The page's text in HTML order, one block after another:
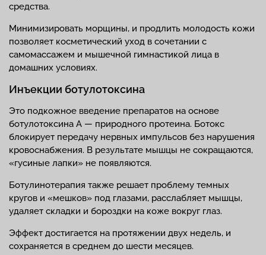
средства.
Минимизировать морщины, и продлить молодость кожи
позволяет косметический уход в сочетании с
самомассажем и мышечной гимнастикой лица в
домашних условиях.
Инъекции ботулотоксина
Это подкожное введение препаратов на основе
ботулотоксина А — природного протеина. Ботокс
блокирует передачу нервных импульсов без нарушения
кровоснабжения. В результате мышцы не сокращаются,
«гусиные лапки» не появляются.
Ботулинотерапия также решает проблему темных
кругов и «мешков» под глазами, расслабляет мышцы,
удаляет складки и бороздки на коже вокруг глаз.
Эффект достигается на протяжении двух недель, и
сохраняется в среднем до шести месяцев.